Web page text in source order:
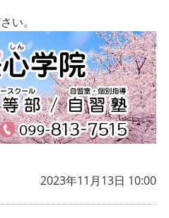
い。
2023年11月13日 10:00